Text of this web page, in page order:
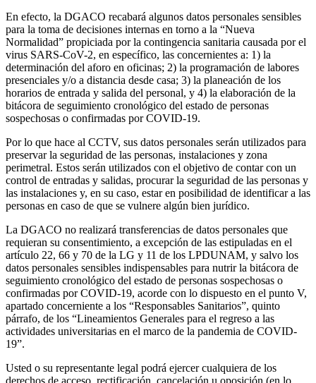
En efecto, la DGACO recabará algunos datos personales sensibles
para la toma de decisiones internas en torno a la “Nueva
Normalidad” propiciada por la contingencia sanitaria causada por el
virus SARS-CoV-2, en específico, las concernientes a: 1) la
determinación del aforo en oficinas; 2) la programación de labores
presenciales y/o a distancia desde casa; 3) la planeación de los
horarios de entrada y salida del personal, y 4) la elaboración de la
bitácora de seguimiento cronológico del estado de personas
sospechosas o confirmadas por COVID-19.
Por lo que hace al CCTV, sus datos personales serán utilizados para
preservar la seguridad de las personas, instalaciones y zona
perimetral. Estos serán utilizados con el objetivo de contar con un
control de entradas y salidas, procurar la seguridad de las personas y
las instalaciones y, en su caso, estar en posibilidad de identificar a las
personas en caso de que se vulnere algún bien jurídico.
La DGACO no realizará transferencias de datos personales que
requieran su consentimiento, a excepción de las estipuladas en el
artículo 22, 66 y 70 de la LG y 11 de los LPDUNAM, y salvo los
datos personales sensibles indispensables para nutrir la bitácora de
seguimiento cronológico del estado de personas sospechosas o
confirmadas por COVID-19, acorde con lo dispuesto en el punto V,
apartado concerniente a los “Responsables Sanitarios”, quinto
párrafo, de los “Lineamientos Generales para el regreso a las
actividades universitarias en el marco de la pandemia de COVID-
19”.
Usted o su representante legal podrá ejercer cualquiera de los